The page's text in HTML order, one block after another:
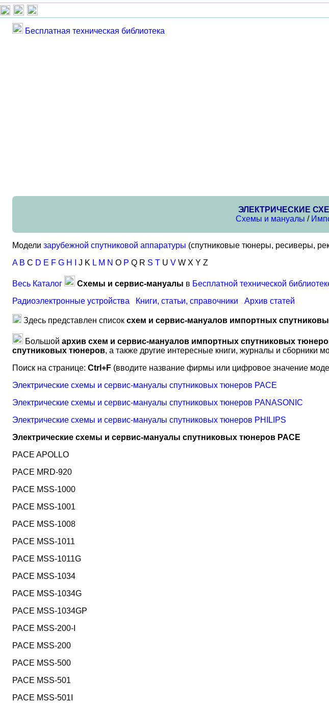
Бесплатная техническая библиотека
ЭЛЕКТРИЧЕСКИЕ
Схемы и мануалы /
Модели зарубежной спутниковой аппаратуры (спутниковые тюнеры, ресиверы,
A B C D E F G H J K L M N O P Q R S T U V W X Y Z
Весь Каталог Схемы и сервис-мануалы в Бесплатной технической
Радиоэлектронные устройства
Книги, статьи, справочники Архив статей
Здесь представлен список схем и сервис-мануалов импортных
Большой архив схем и сервис-мануалов импортных спутниковых
спутниковых тюнеров, а также другие интересные книги, журналы и сборники
Поиск на странице: Ctrl+F (вводите название фирмы или цифровое значение
Электрические схемы и сервис-мануалы спутниковых тюнеров PACE
Электрические схемы и сервис-мануалы спутниковых тюнеров PANASONIC
Электрические схемы и сервис-мануалы спутниковых тюнеров PHILIPS
Электрические схемы и сервис-мануалы спутниковых тюнеров PACE
PACE APOLLO
PACE MRD-920
PACE MSS-1000
PACE MSS-1001
PACE MSS-1008
PACE MSS-1011
PACE MSS-1011G
PACE MSS-1034
PACE MSS-1034G
PACE MSS-1034GP
PACE MSS-200-I
PACE MSS-200
PACE MSS-500
PACE MSS-501
PACE MSS-501I